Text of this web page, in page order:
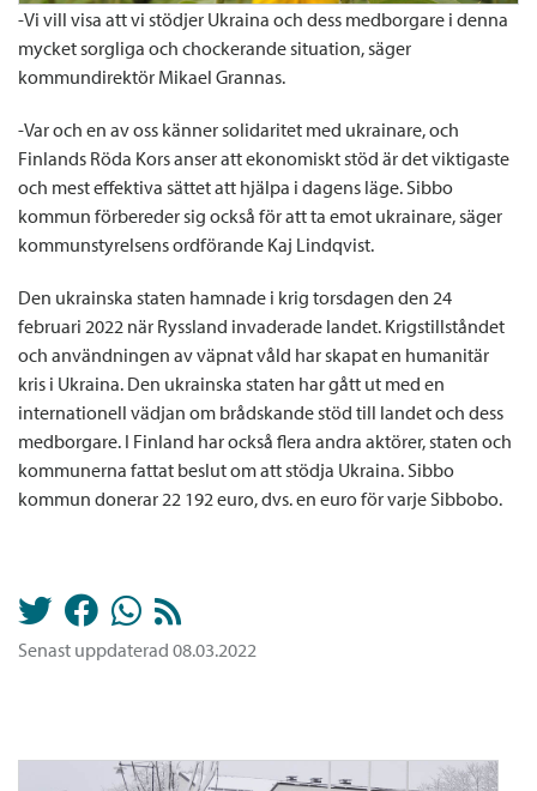
-Vi vill visa att vi stödjer Ukraina och dess medborgare i denna
mycket sorgliga och chockerande situation, säger
kommundirektör Mikael Grannas.
-Var och en av oss känner solidaritet med ukrainare, och
Finlands Röda Kors anser att ekonomiskt stöd är det viktigaste
och mest effektiva sättet att hjälpa i dagens läge. Sibbo
kommun förbereder sig också för att ta emot ukrainare, säger
kommunstyrelsens ordförande Kaj Lindqvist.
Den ukrainska staten hamnade i krig torsdagen den 24
februari 2022 när Ryssland invaderade landet. Krigstillståndet
och användningen av väpnat våld har skapat en humanitär
kris i Ukraina. Den ukrainska staten har gått ut med en
internationell vädjan om brådskande stöd till landet och dess
medborgare. I Finland har också flera andra aktörer, staten och
kommunerna fattat beslut om att stödja Ukraina. Sibbo
kommun donerar 22 192 euro, dvs. en euro för varje Sibbobo.
Senast uppdaterad 08.03.2022